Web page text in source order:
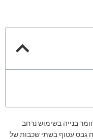
בנייה בשימוש נרחב
גבס עטוף בשתי שכבות של